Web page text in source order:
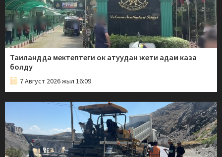
Таиландда мектептеги ок атуудан жети адам каза
болду
7 Август 2026 жыл 16:09